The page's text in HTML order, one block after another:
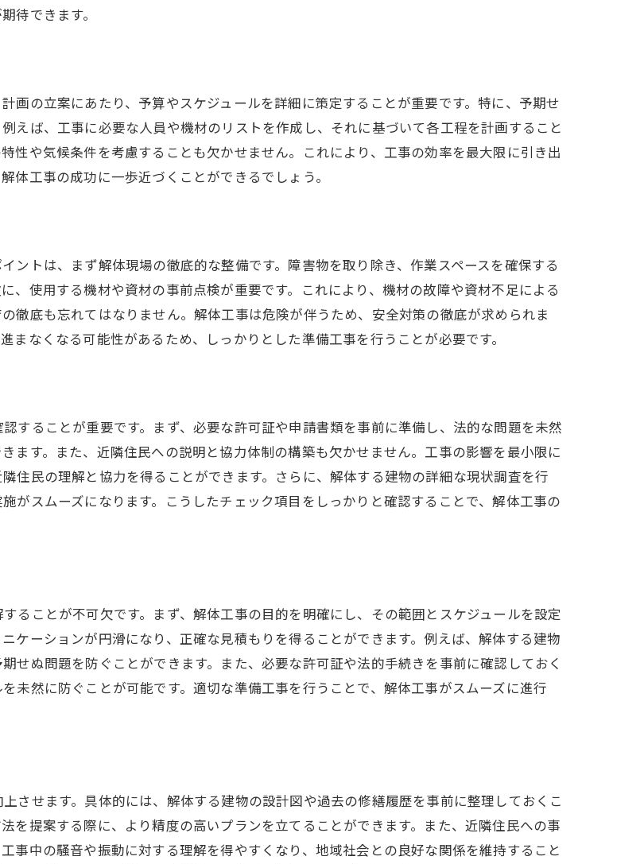
ムーズな工事を実現する準備
解体工事における準備不足の影響
解体工事の失敗を防ぐ準備工事
くある解体工事トラブル例
解体工事の初期段階での注意点
体工事で求められる安全対策
全確保のための準備工事ポイント
体工事の安全基準を守る方法
事現場の安全を守る準備工事
事前に知っておくべき準備
体工事前に必要な情報収集
準備工事で解体の成功を導く
事で解体作業の効率アップ
体工事効率を上げる準備の工夫
備工事で施工時間を短縮する方法
備工事が解体作業に与える影響
事の準備で失敗しない方法
失敗しないための解体工事準備法
待できます。
画の立案にあたり、予算やスケジュールを詳細に策定することが重要です。特に、予期せ
えば、工事に必要な人員や機材のリストを作成し、それに基づいて各工程を計画すること
性や気候条件を考慮することも欠かせません。これにより、工事の効率を最大限に引き出
体工事の成功に一歩近づくことができるでしょう。
ントは、まず解体現場の徹底的な整備です。障害物を取り除き、作業スペースを確保する
、使用する機材や資材の事前点検が重要です。これにより、機材の故障や資材不足による
徹底も忘れてはなりません。解体工事は危険が伴うため、安全対策の徹底が求められま
まなくなる可能性があるため、しっかりとした準備工事を行うことが必要です。
することが重要です。まず、必要な許可証や申請書類を事前に準備し、法的な問題を未然
ます。また、近隣住民への説明と協力体制の構築も欠かせません。工事の影響を最小限に
住民の理解と協力を得ることができます。さらに、解体する建物の詳細な現状調査を行
がスムーズになります。こうしたチェック項目をしっかりと確認することで、解体工事の
ることが不可欠です。まず、解体工事の目的を明確にし、その範囲とスケジュールを設定
ケーションが円滑になり、正確な見積もりを得ることができます。例えば、解体する建物
せぬ問題を防ぐことができます。また、必要な許可証や法的手続きを事前に確認しておく
未然に防ぐことが可能です。適切な準備工事を行うことで、解体工事がスムーズに進行
させます。具体的には、解体する建物の設計図や過去の修繕履歴を事前に整理しておくこ
を提案する際に、より精度の高いプランを立てることができます。また、近隣住民への事
事中の騒音や振動に対する理解を得やすくなり、地域社会との良好な関係を維持すること